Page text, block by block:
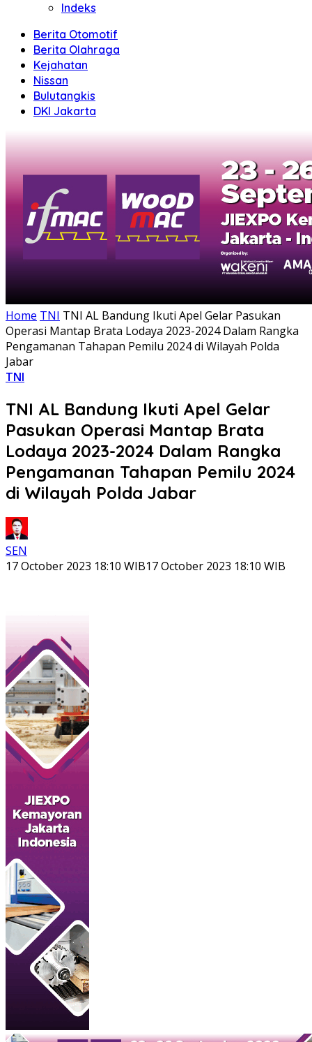
Indeks
Berita Otomotif
Berita Olahraga
Kejahatan
Nissan
Bulutangkis
DKI Jakarta
Home TNI TNI AL Bandung Ikuti Apel Gelar Pasukan
Operasi Mantap Brata Lodaya 2023-2024 Dalam Rangka
Pengamanan Tahapan Pemilu 2024 di Wilayah Polda
Jabar
TNI
TNI AL Bandung Ikuti Apel Gelar
Pasukan Operasi Mantap Brata
Lodaya 2023-2024 Dalam Rangka
Pengamanan Tahapan Pemilu 2024
di Wilayah Polda Jabar
SEN
17 October 2023 18:10 WIB17 October 2023 18:10 WIB